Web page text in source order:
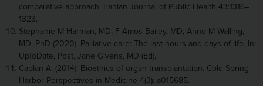
comparative approach. Iranian Journal of Public Health 43:1316–
1323.
Stephanie M Harman, MD, F Amos Bailey, MD, Anne M Walling,
MD, PhD (2020). Palliative care: The last hours and days of life. In:
UpToDate, Post, Jane Givens, MD (Ed).
Caplan A. (2014). Bioethics of organ transplantation. Cold Spring
Harbor Perspectives in Medicine 4(3): a015685.